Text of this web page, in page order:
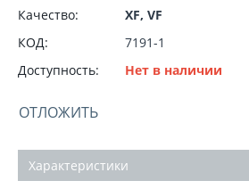
Качество:
XF, VF
КОД:
7191-1
Доступность:
Нет в наличии
ОТЛОЖИТЬ
Характеристики